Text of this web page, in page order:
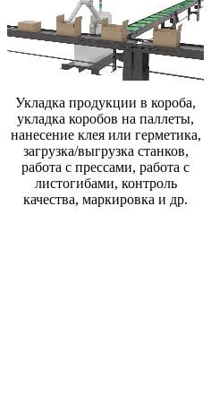
Укладка продукции в короба,
укладка коробов на паллеты,
нанесение клея или герметика,
загрузка/выгрузка станков,
работа с прессами, работа с
листогибами, контроль
качества, маркировка и др.